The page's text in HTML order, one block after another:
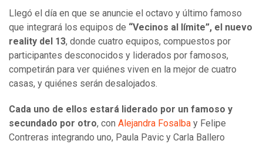
Llegó el día en que se anuncie el octavo y último famoso
que integrará los equipos de “Vecinos al límite”, el nuevo
reality del 13, donde cuatro equipos, compuestos por
participantes desconocidos y liderados por famosos,
competirán para ver quiénes viven en la mejor de cuatro
casas, y quiénes serán desalojados.
Cada uno de ellos estará liderado por un famoso y
secundado por otro, con Alejandra Fosalba y Felipe
Contreras integrando uno, Paula Pavic y Carla Ballero